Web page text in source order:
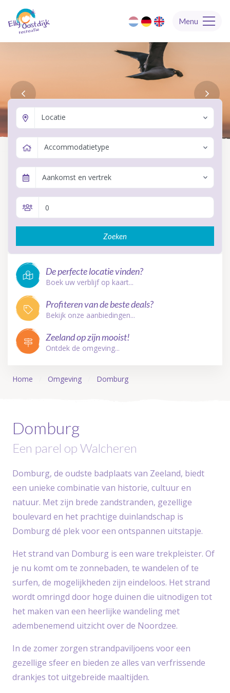
Menu
Locatie
Accommodatietype
Aankomst en vertrek
Zoeken
De perfecte locatie vinden?
Boek uw verblijf op kaart...
Profiteren van de beste deals?
Bekijk onze aanbiedingen...
Zeeland op zijn mooist!
Ontdek de omgeving...
Home Omgeving Domburg
Domburg
Een parel op Walcheren
Domburg, de oudste badplaats van Zeeland, biedt
een unieke combinatie van historie, cultuur en
natuur. Met zijn brede zandstranden, gezellige
boulevard en het prachtige duinlandschap is
Domburg dé plek voor een ontspannen uitstapje.
Het strand van Domburg is een ware trekpleister. Of
je nu komt om te zonnebaden, te wandelen of te
surfen, de mogelijkheden zijn eindeloos. Het strand
wordt omringd door hoge duinen die uitnodigen tot
het maken van een heerlijke wandeling met
adembenemend uitzicht over de Noordzee.
In de zomer zorgen strandpaviljoens voor een
gezellige sfeer en bieden ze alles van verfrissende
drankjes tot uitgebreide maaltijden.